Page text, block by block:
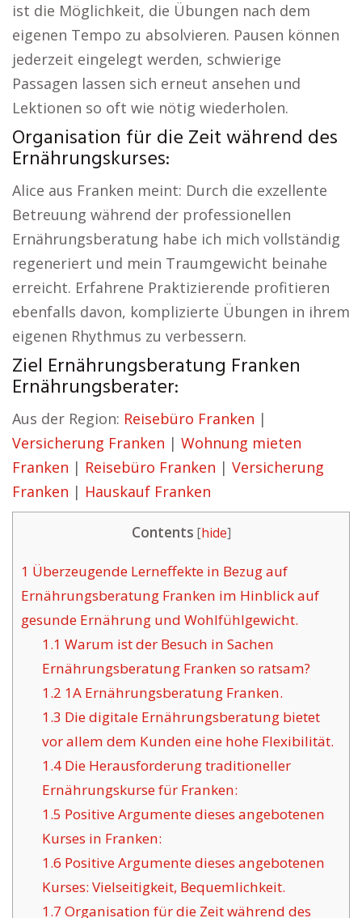
ist die Möglichkeit, die Übungen nach dem
eigenen Tempo zu absolvieren. Pausen können
jederzeit eingelegt werden, schwierige
Passagen lassen sich erneut ansehen und
Lektionen so oft wie nötig wiederholen.
Organisation für die Zeit während des
Ernährungskurses:
Alice aus Franken meint: Durch die exzellente
Betreuung während der professionellen
Ernährungsberatung habe ich mich vollständig
regeneriert und mein Traumgewicht beinahe
erreicht. Erfahrene Praktizierende profitieren
ebenfalls davon, komplizierte Übungen in ihrem
eigenen Rhythmus zu verbessern.
Ziel Ernährungsberatung Franken
Ernährungsberater:
Aus der Region: Reisebüro Franken |
Versicherung Franken | Wohnung mieten
Franken | Reisebüro Franken | Versicherung
Franken | Hauskauf Franken
Contents [hide]
1 Überzeugende Lerneffekte in Bezug auf
Ernährungsberatung Franken im Hinblick auf
gesunde Ernährung und Wohlfühlgewicht.
1.1 Warum ist der Besuch in Sachen
Ernährungsberatung Franken so ratsam?
1.2 1A Ernährungsberatung Franken.
1.3 Die digitale Ernährungsberatung bietet
vor allem dem Kunden eine hohe Flexibilität.
1.4Die Herausforderung traditioneller
Ernährungskurse für Franken:
1.5 Positive Argumente dieses angebotenen
Kurses in Franken:
1.6 Positive Argumente dieses angebotenen
Kurses: Vielseitigkeit, Bequemlichkeit.
1.7 Organisation für die Zeit während des